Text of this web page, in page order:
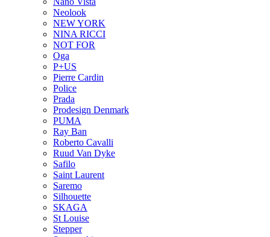
Neolook
NEW YORK
NINA RICCI
NOT FOR
Oga
P+US
Pierre Cardin
Police
Prada
Prodesign Denmark
PUMA
Ray Ban
Roberto Cavalli
Ruud Van Dyke
Safilo
Saint Laurent
Saremo
Silhouette
SKAGA
St Louise
Stepper